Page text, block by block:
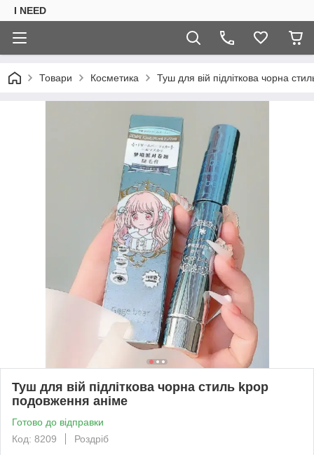
I NEED
Товари Косметика Туш для вій підліткова чорна
Туш для вій підліткова чорна стиль kpop
подовження аніме
Готово до відправки
Код: 8209
Роздріб